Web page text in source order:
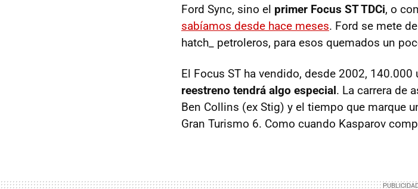
Ford Sync, sino el primer Focus ST TDCi, o
sabíamos desde hace meses. Ford se mete
hatch_ petroleros, para esos quemados un
El Focus ST ha vendido, desde 2002,
reestreno tendrá algo especial. La carrera de
Ben Collins (ex Stig) y el tiempo que marque
Gran Turismo 6. Como cuando Kasparov